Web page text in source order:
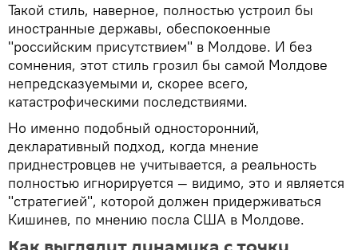
Такой стиль, наверное, полностью устроил бы
иностранные державы, обеспокоенные
"российским присутствием" в Молдове. И без
сомнения, этот стиль грозил бы самой Молдове
непредсказуемыми и, скорее всего,
катастрофическими последствиями.
Но именно подобный односторонний,
декларативный подход, когда мнение
приднестровцев не учитывается, а реальность
полностью игнорируется — видимо, это и является
"стратегией", которой должен придерживаться
Кишинев, по мнению посла США в Молдове.